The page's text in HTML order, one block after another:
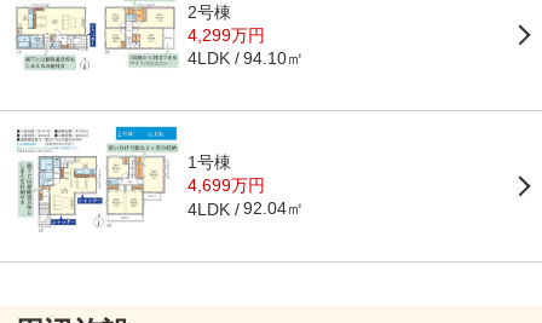
2号棟
4,299万円
4LDK 94.10㎡
1号棟
4,699万円
4LDK 92.04㎡